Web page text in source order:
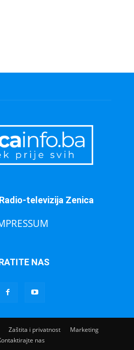
televizija Zenica
NAS
Zaštita i privatnost
Marketing
nas